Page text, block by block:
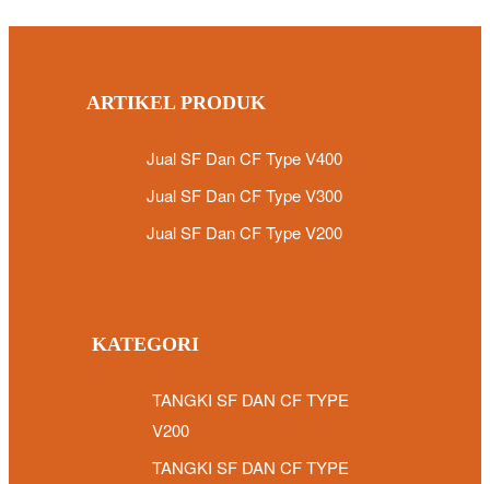
ARTIKEL PRODUK
Jual SF Dan CF Type V400
Jual SF Dan CF Type V300
Jual SF Dan CF Type V200
KATEGORI
TANGKI SF DAN CF TYPE
V200
TANGKI SF DAN CF TYPE